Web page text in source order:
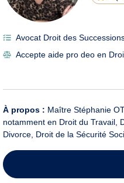
Avocat Droit des
Accepte aide pro deo en
À propos : Maître Stéphanie
notamment en Droit du Travail,
Divorce, Droit de la Sécurité